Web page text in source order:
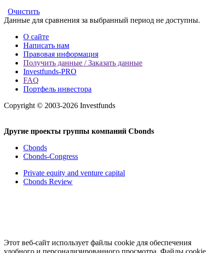
Очистить
Данные для сравнения за выбранный период не доступны.
О сайте
Написать нам
Правовая информация
Получить данные / Заказать данные
Investfunds-PRO
FAQ
Портфель инвестора
Copyright © 2003-2026 Investfunds
Другие проекты группы компаний Cbonds
Cbonds
Cbonds-Congress
Private equity and venture capital
Cbonds Review
Этот веб-сайт использует файлы cookie для обеспечения